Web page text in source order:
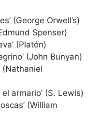
(George Orwell’s)
Spenser)
(Platón)
(John Bunyan)
armario’ (S. Lewis)
(William